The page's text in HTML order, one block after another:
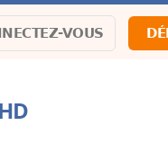
VOUS